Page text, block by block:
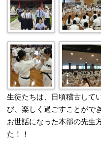
生徒たちは、日頃稽古して
び、楽しく過ごすことがで
お世話になった本部の先生
た！！